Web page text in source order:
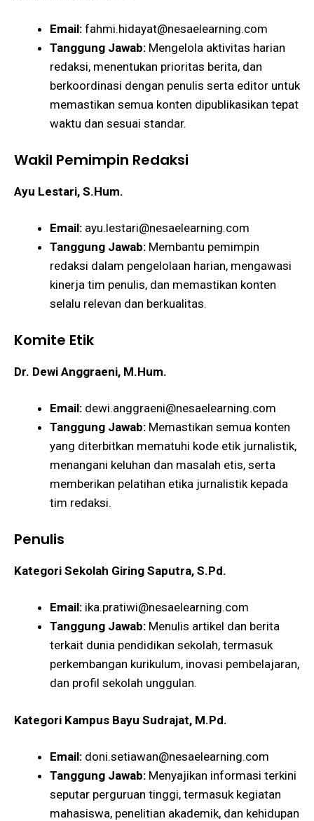
Email: fahmi.hidayat@nesaelearning.com
Tanggung Jawab: Mengelola aktivitas harian
redaksi, menentukan prioritas berita, dan
berkoordinasi dengan penulis serta editor untuk
memastikan semua konten dipublikasikan tepat
waktu dan sesuai standar.
Wakil Pemimpin Redaksi
Ayu Lestari, S.Hum.
Email: ayu.lestari@nesaelearning.com
Tanggung Jawab: Membantu pemimpin
redaksi dalam pengelolaan harian, mengawasi
kinerja tim penulis, dan memastikan konten
selalu relevan dan berkualitas.
Komite Etik
Dr. Dewi Anggraeni, M.Hum.
Email: dewi.anggraeni@nesaelearning.com
Tanggung Jawab: Memastikan semua konten
yang diterbitkan mematuhi kode etik jurnalistik,
menangani keluhan dan masalah etis, serta
memberikan pelatihan etika jurnalistik kepada
tim redaksi.
Penulis
Kategori Sekolah Giring Saputra, S.Pd.
Email: ika.pratiwi@nesaelearning.com
Tanggung Jawab: Menulis artikel dan berita
terkait dunia pendidikan sekolah, termasuk
perkembangan kurikulum, inovasi pembelajaran,
dan profil sekolah unggulan.
Kategori Kampus Bayu Sudrajat, M.Pd.
Email: doni.setiawan@nesaelearning.com
Tanggung Jawab: Menyajikan informasi terkini
seputar perguruan tinggi, termasuk kegiatan
mahasiswa, penelitian akademik, dan kehidupan